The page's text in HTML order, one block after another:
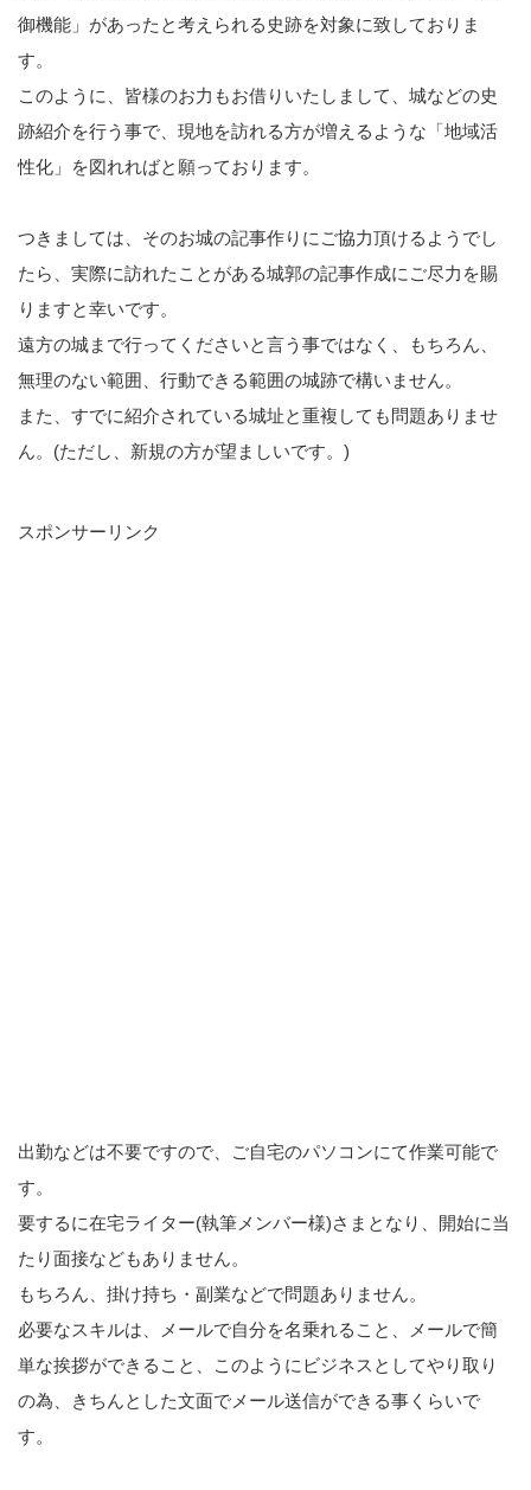
御機能」があったと考えられる史跡を対象に致しておりま
す。
このように、皆様のお力もお借りいたしまして、城などの史
跡紹介を行う事で、現地を訪れる方が増えるような「地域活
性化」を図れればと願っております。
つきましては、そのお城の記事作りにご協力頂けるようでし
たら、実際に訪れたことがある城郭の記事作成にご尽力を賜
りますと幸いです。
遠方の城まで行ってくださいと言う事ではなく、もちろん、
無理のない範囲、行動できる範囲の城跡で構いません。
また、すでに紹介されている城址と重複しても問題ありませ
ん。(ただし、新規の方が望ましいです。)
スポンサーリンク
出勤などは不要ですので、ご自宅のパソコンにて作業可能で
す。
要するに在宅ライター(執筆メンバー様)さまとなり、開始に当
たり面接などもありません。
もちろん、掛け持ち・副業などで問題ありません。
必要なスキルは、メールで自分を名乗れること、メールで簡
単な挨拶ができること、このようにビジネスとしてやり取り
の為、きちんとした文面でメール送信ができる事くらいで
す。